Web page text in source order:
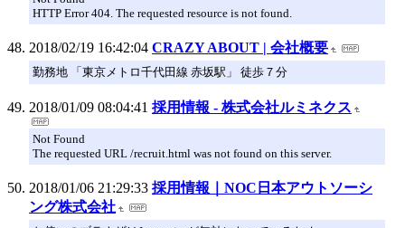
HTTP Error 404. The requested resource is not found.
2018/02/19 16:42:04 CRAZY ABOUT | 会社概要
勤務地 「東京メトロ千代田線 赤坂駅」 徒歩７分
2018/01/09 08:04:41 採用情報 - 株式会社ルミネクス
Not Found
The requested URL /recruit.html was not found on this server.
2018/01/06 21:29:33 採用情報｜NOC日本アウトソーシ
ング株式会社